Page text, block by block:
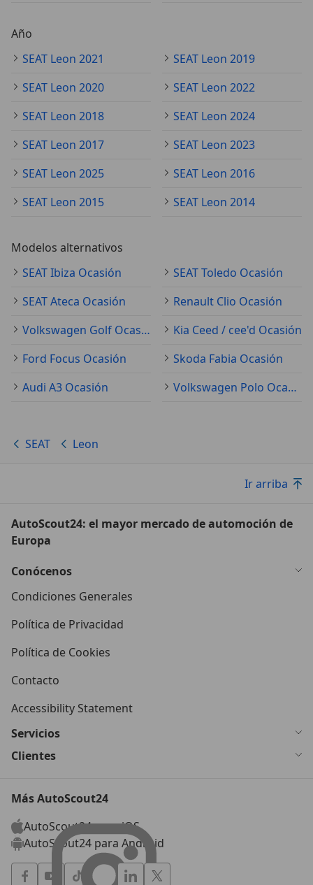
Año
SEAT Leon 2021
SEAT Leon 2019
SEAT Leon 2020
SEAT Leon 2022
SEAT Leon 2018
SEAT Leon 2024
SEAT Leon 2017
SEAT Leon 2023
SEAT Leon 2025
SEAT Leon 2016
SEAT Leon 2015
SEAT Leon 2014
Modelos alternativos
SEAT Ibiza Ocasión
SEAT Toledo Ocasión
SEAT Ateca Ocasión
Renault Clio Ocasión
Volkswagen Golf Ocasión
Kia Ceed / cee'd Ocasión
Ford Focus Ocasión
Skoda Fabia Ocasión
Audi A3 Ocasión
Volkswagen Polo Ocasión
SEAT Leon
Ir arriba
AutoScout24: el mayor mercado de automoción de
Europa
Conócenos
Condiciones Generales
Política de Privacidad
Política de Cookies
Contacto
Accessibility Statement
Servicios
Clientes
Más AutoScout24
AutoScout24 para iOS
AutoScout24 para Android